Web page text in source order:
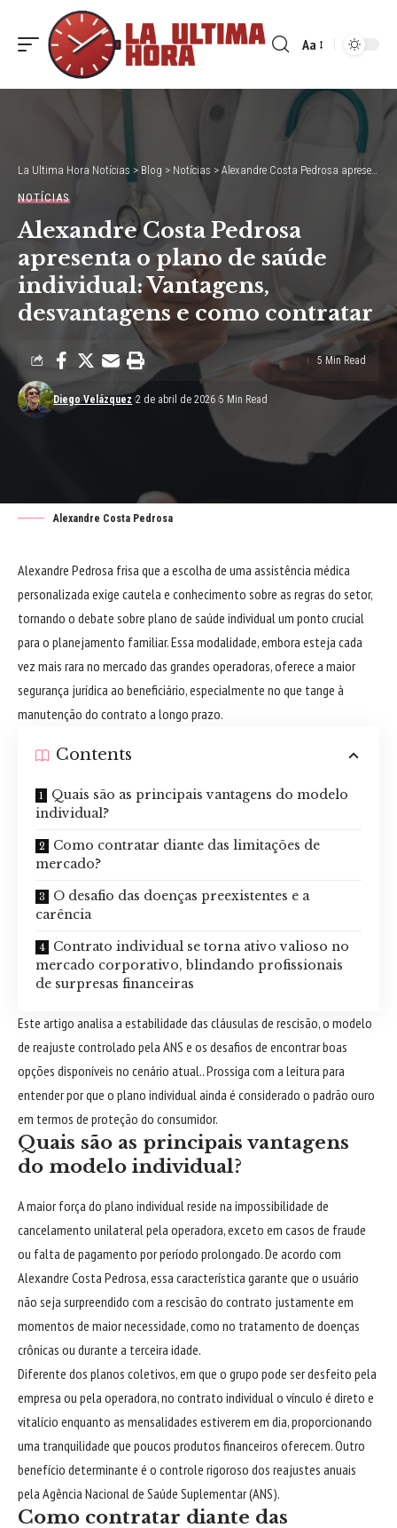
Font
Aa
La Ultima Hora Notícias > Blog > Notícias > Alexandre Costa Pedrosa apresenta o plano de saúde individual: Vantagens, desvantagens e como contratar
NOTÍCIAS
Alexandre Costa Pedrosa
apresenta o plano de saúde
individual: Vantagens,
desvantagens e como contratar
Diego Velázquez 2 de abril de 2026 5 Min Read
5 Min Read
Alexandre Costa Pedrosa
Alexandre Pedrosa frisa que a escolha de uma assistência médica
personalizada exige cautela e conhecimento sobre as regras do setor,
tornando o debate sobre plano de saúde individual um ponto crucial
para o planejamento familiar. Essa modalidade, embora esteja cada
vez mais rara no mercado das grandes operadoras, oferece a maior
segurança jurídica ao beneficiário, especialmente no que tange à
manutenção do contrato a longo prazo.
Contents
Quais são as principais vantagens do modelo
individual?
Como contratar diante das limitações de
mercado?
O desafio das doenças preexistentes e a
carência
Contrato individual se torna ativo valioso no
mercado corporativo, blindando profissionais
de surpresas financeiras
Este artigo analisa a estabilidade das cláusulas de rescisão, o modelo
de reajuste controlado pela ANS e os desafios de encontrar boas
opções disponíveis no cenário atual.. Prossiga com a leitura para
entender por que o plano individual ainda é considerado o padrão ouro
em termos de proteção do consumidor.
Quais são as principais vantagens
do modelo individual?
A maior força do plano individual reside na impossibilidade de
cancelamento unilateral pela operadora, exceto em casos de fraude
ou falta de pagamento por período prolongado. De acordo com
Alexandre Costa Pedrosa, essa característica garante que o usuário
não seja surpreendido com a rescisão do contrato justamente em
momentos de maior necessidade, como no tratamento de doenças
crônicas ou durante a terceira idade.
Diferente dos planos coletivos, em que o grupo pode ser desfeito pela
empresa ou pela operadora, no contrato individual o vínculo é direto e
vitalício enquanto as mensalidades estiverem em dia, proporcionando
uma tranquilidade que poucos produtos financeiros oferecem. Outro
benefício determinante é o controle rigoroso dos reajustes anuais
pela Agência Nacional de Saúde Suplementar (ANS).
Como contratar diante das